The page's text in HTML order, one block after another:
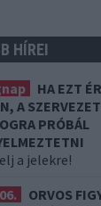
HÍREI
HA EZT
A
PRÓBÁL
a jelekre!
ORVOS